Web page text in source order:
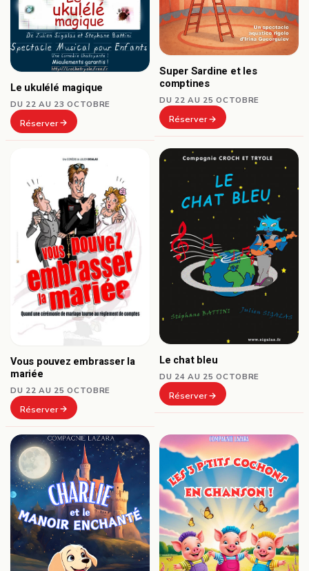
Le ukulélé magique
DU 22 AU 23 OCTOBRE
Réserver
Super Sardine et les
comptines
DU 22 AU 25 OCTOBRE
Réserver
Vous pouvez embrasser la
mariée
DU 22 AU 25 OCTOBRE
Réserver
Le chat bleu
DU 24 AU 25 OCTOBRE
Réserver